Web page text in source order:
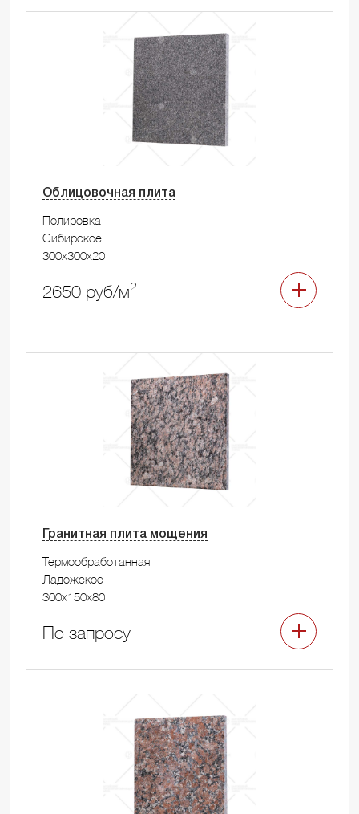
Облицовочная плита
Полировка
Сибирское
300x300x20
2650 руб/м2
Гранитная плита мощения
Термообработанная
Ладожское
300x150x80
По запросу